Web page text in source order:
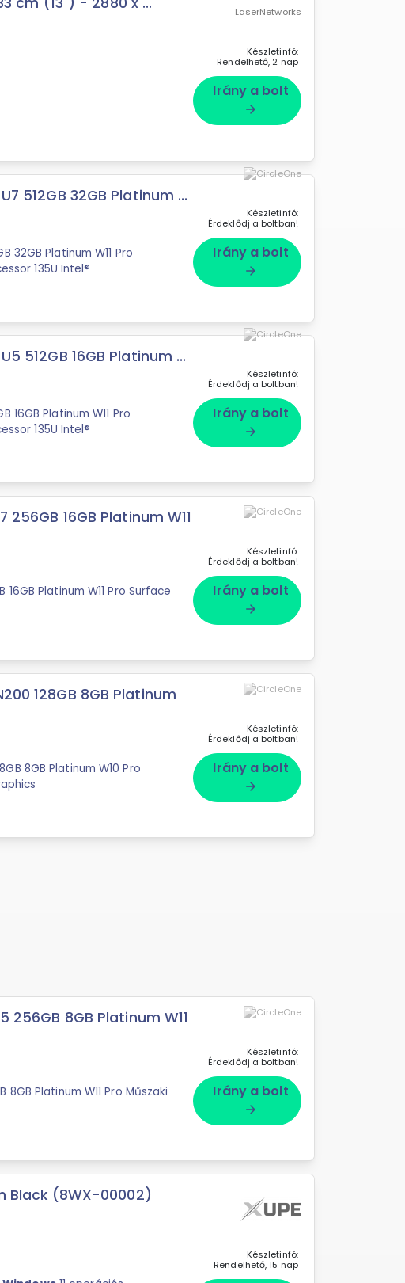
LaserNetworks
Készletinfó:
Rendelhető, 2 nap
Irány a bolt
arrow_forward
512GB 32GB Platinum ...
32GB Platinum W11 Pro
135U Intel®
Készletinfó:
Érdeklődj a boltban!
Irány a bolt
arrow_forward
512GB 16GB Platinum ...
16GB Platinum W11 Pro
135U Intel®
Készletinfó:
Érdeklődj a boltban!
Irány a bolt
arrow_forward
256GB 16GB Platinum W11
Platinum W11 Pro Surface
Készletinfó:
Érdeklődj a boltban!
Irány a bolt
arrow_forward
128GB 8GB Platinum
8GB Platinum W10 Pro
Készletinfó:
Érdeklődj a boltban!
Irány a bolt
arrow_forward
256GB 8GB Platinum W11
Platinum W11 Pro Műszaki
Készletinfó:
Érdeklődj a boltban!
Irány a bolt
arrow_forward
Black (8WX-00002)
Készletinfó:
Rendelhető, 15 nap